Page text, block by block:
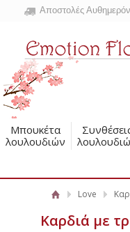
Αποστολές
Μπουκέτα
λουλουδιών
Love
Καρδιά με